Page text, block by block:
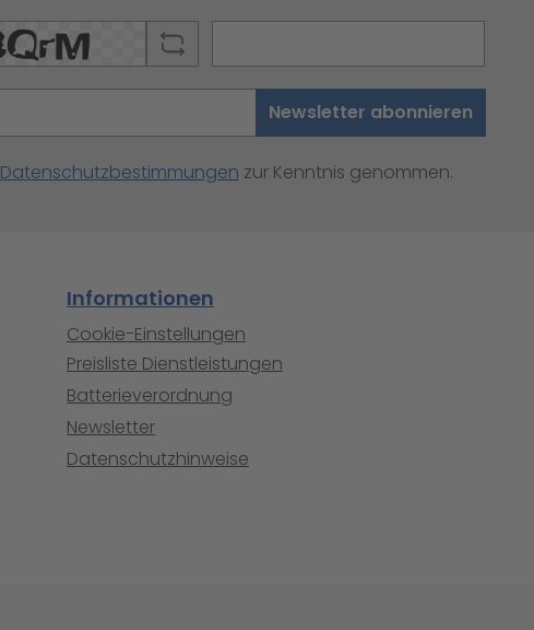
Newsletter abonnieren
Datenschutzbestimmungen zur Kenntnis genommen.
Informationen
Cookie-Einstellungen
Preisliste Dienstleistungen
Batterieverordnung
Newsletter
Datenschutzhinweise